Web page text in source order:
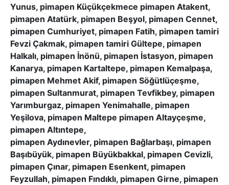
Yunus, pimapen Küçükçekmece pimapen Atakent,
pimapen Atatürk, pimapen Beşyol, pimapen Cennet,
pimapen Cumhuriyet, pimapen Fatih, pimapen tamiri
Fevzi Çakmak, pimapen tamiri Gültepe, pimapen
Halkalı, pimapen İnönü, pimapen İstasyon, pimapen
Kanarya, pimapen Kartaltepe, pimapen Kemalpaşa,
pimapen Mehmet Akif, pimapen Söğütlüçeşme,
pimapen Sultanmurat, pimapen Tevfikbey, pimapen
Yarımburgaz, pimapen Yenimahalle, pimapen
Yeşilova, pimapen Maltepe pimapen Altayçeşme,
pimapen Altıntepe,
pimapen Aydınevler, pimapen Bağlarbaşı, pimapen
Başıbüyük, pimapen Büyükbakkal, pimapen Cevizli,
pimapen Çınar, pimapen Esenkent, pimapen
Feyzullah, pimapen Fındıklı, pimapen Girne, pimapen